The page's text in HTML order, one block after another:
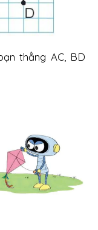
thẳng AC, BD